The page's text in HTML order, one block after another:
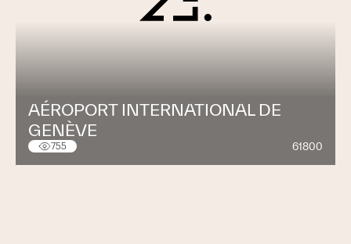
AÉROPORT INTERNATIONAL DE
GENÈVE
755 61800